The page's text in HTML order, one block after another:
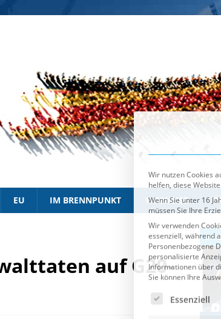
EU IM BRENNPUNKT HINWEISE
auf G20-
IM
Wir nutzen Cookies
helfen, diese
Wenn Sie unter 16
müssen Sie Ihre
essenziell, während
Personenbezogene
personalisierte
Sie können Ihre
Es folgt eine
Essenziell